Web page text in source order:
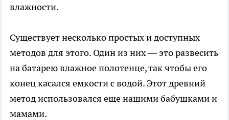
влажности.
Существует несколько простых и доступных
методов для этого. Один из них — это развесить
на батарею влажное полотенце, так чтобы его
конец касался емкости с водой. Этот древний
метод использовался еще нашими бабушками и
мамами.